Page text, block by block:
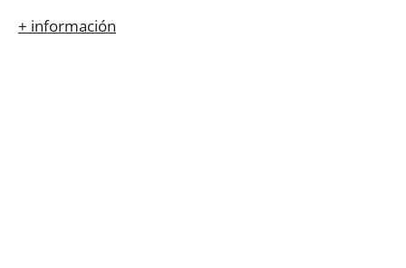
+ información